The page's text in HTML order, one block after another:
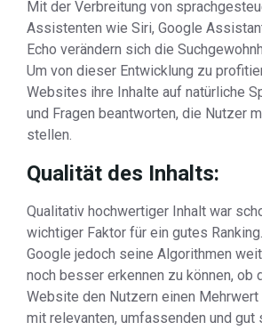
Mit der Verbreitung von
Assistenten wie Siri, Google
Echo verändern sich die
Um von dieser Entwicklung zu
Websites ihre Inhalte auf natürliche
und Fragen beantworten, die Nutzer
stellen.
Qualität des Inhalts:
Qualitativ hochwertiger Inhalt war
wichtiger Faktor für ein gutes
Google jedoch seine Algorithmen
noch besser erkennen zu können, ob
Website den Nutzern einen
mit relevanten, umfassenden und gut